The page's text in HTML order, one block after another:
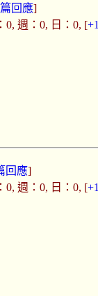
回應]
0, 週：0, 日：0, [+1
回應]
0, 週：0, 日：0, [+1